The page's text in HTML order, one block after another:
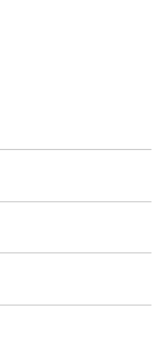
23/2026/NQ-HĐND
bồi thường, hỗ trợ dự